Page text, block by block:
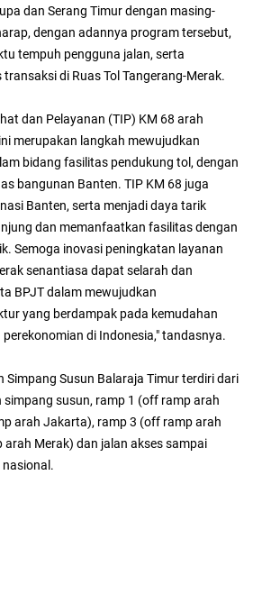
dan Serang Timur dengan masing-
dengan adannya program tersebut,
tempuh pengguna jalan, serta
di Ruas Tol Tangerang-Merak.
dan Pelayanan (TIP) KM 68 arah
merupakan langkah mewujudkan
bidang fasilitas pendukung tol, dengan
bangunan Banten. TIP KM 68 juga
Banten, serta menjadi daya tarik
dan memanfaatkan fasilitas dengan
Semoga inovasi peningkatan layanan
senantiasa dapat selarah dan
BPJT dalam mewujudkan
yang berdampak pada kemudahan
di Indonesia," tandasnya.
Simpang Susun Balaraja Timur terdiri dari
susun, ramp 1 (off ramp arah
arah Jakarta), ramp 3 (off ramp arah
arah Merak) dan jalan akses sampai